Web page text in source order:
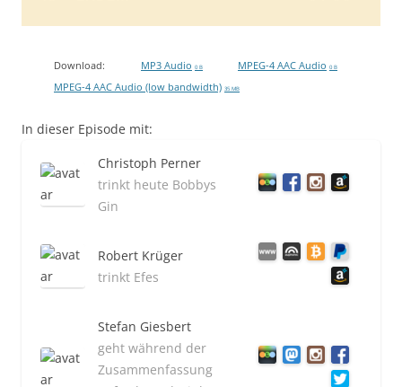
Download: MP3 Audio 0 B MPEG-4 AAC Audio 0 B
MPEG-4 AAC Audio (low bandwidth) 35 MB
In dieser Episode mit:
Christoph Perner
trinkt heute Bobbys
Gin
Robert Krüger
trinkt Efes
Stefan Giesbert
geht während der
Zusammenfassung